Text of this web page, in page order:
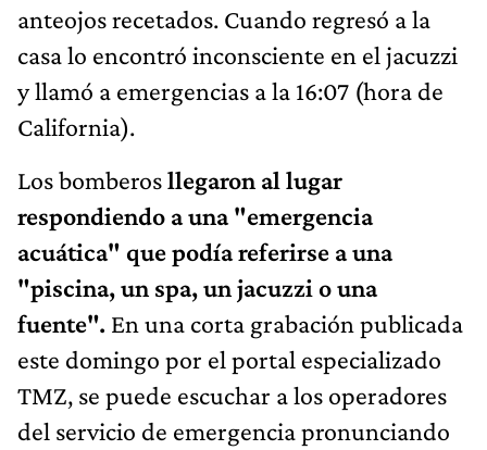
anteojos recetados. Cuando regresó a la
casa lo encontró inconsciente en el jacuzzi
y llamó a emergencias a la 16:07 (hora de
California).
Los bomberosllegaron al lugar
respondiendo a una "emergencia
acuática" que podía referirse a una
"piscina, un spa, un jacuzzi o una
fuente". En una corta grabación publicada
este domingo por el portal especializado
TMZ, se puede escuchar a los operadores
del servicio de emergencia pronunciando